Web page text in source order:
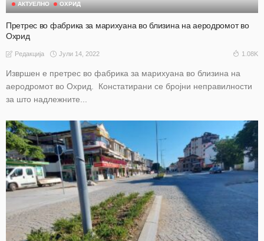
АКТУЕЛНО ОХРИД
Претрес во фабрика за марихуана во близина на аеродромот во
Охрид
Редакција Јули 14, 2022 1.08K
Извршен е претрес во фабрика за марихуана во близина на
аеродромот во Охрид. Констатирани се бројни неправилности
за што надлежните...